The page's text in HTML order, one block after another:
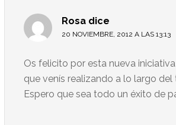
Rosa dice
20 NOVIEMBRE, 2012 A LAS 13:13
Os felicito por esta nueva
que venís realizando a lo largo
Espero que sea todo un éxito de